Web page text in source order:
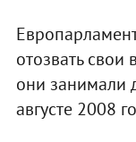
отозвать
они занимали
августе 2008